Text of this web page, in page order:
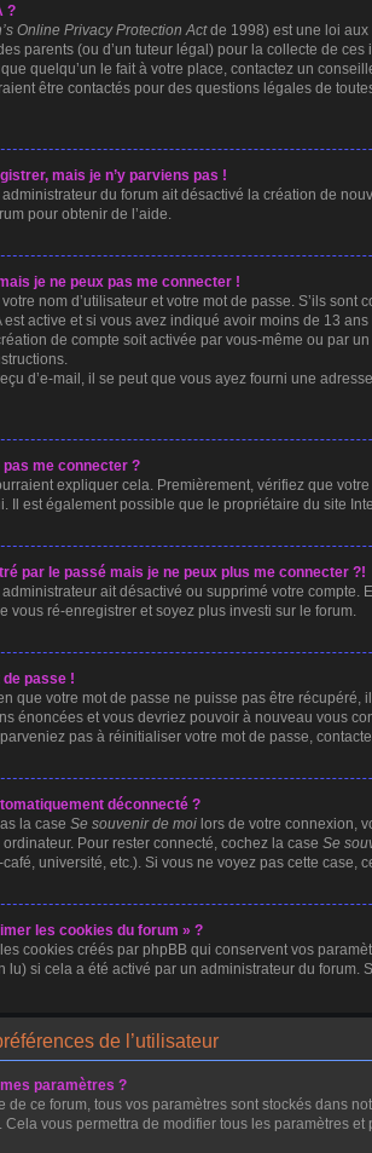
?
Online Privacy Protection Actde 1998) est une loi aux
parents (ou d’un tuteur légal) pour la collecte de
quelqu’un le fait à votre place, contactez un
être contactés pour des questions légales de
mais je n’y parviens pas !
administrateur du forum ait désactivé la création de
pour obtenir de l’aide.
je ne peux pas me connecter !
nom d’utilisateur et votre mot de passe. S’ils sont
est active et si vous avez indiqué avoir moins de 13
de compte soit activée par vous-même ou par
d’e-mail, il se peut que vous ayez fourni une
me connecter ?
expliquer cela. Premièrement, vérifiez que
Il est également possible que le propriétaire du site
par le passé mais je ne peux plus me connecter ?!
administrateur ait désactivé ou supprimé votre
vous ré-enregistrer et soyez plus investi sur le forum.
de passe !
que votre mot de passe ne puisse pas être
énoncées et vous devriez pouvoir à nouveau vous
pas à réinitialiser votre mot de passe,
déconnecté ?
la case Se souvenir de moilors de votre connexion,
Pour rester connecté, cochez la case Se
université, etc.). Si vous ne voyez pas cette case,
les cookies du forum » ?
cookies créés par phpBB qui conservent vos
lu) si cela a été activé par un administrateur du
de l’utilisateur
paramètres ?
de ce forum, tous vos paramètres sont stockés dans
Cela vous permettra de modifier tous les paramètres et